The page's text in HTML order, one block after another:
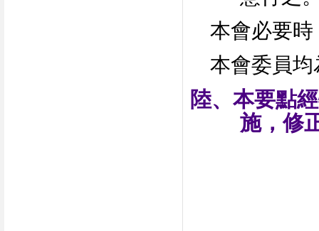
本會必要
本會委員
陸、本要點
施，修